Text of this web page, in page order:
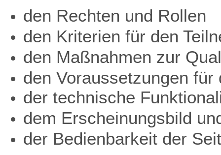
den Rechten und Rollen
den Kriterien für den
den Maßnahmen zur
den Voraussetzungen
der technische
dem Erscheinungsbild
der Bedienbarkeit der